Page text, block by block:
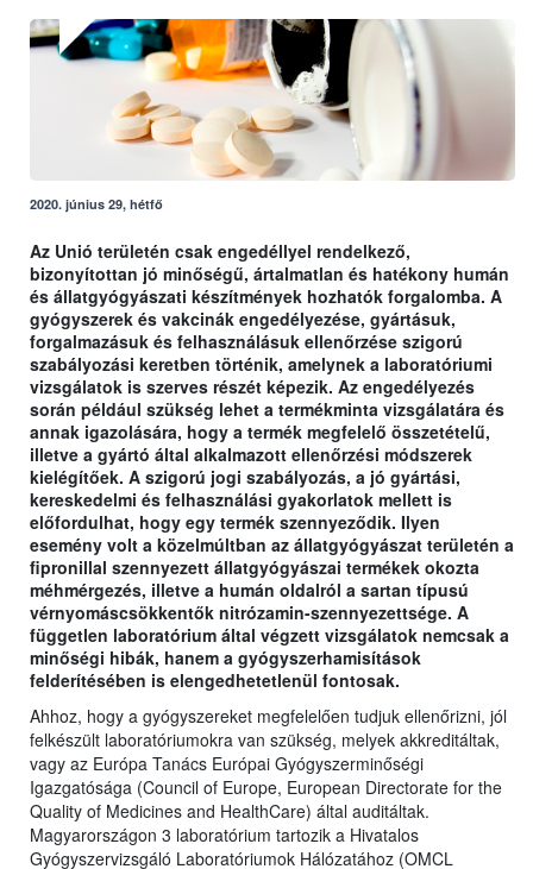
2020. június 29, hétfő
Az Unió területén csak engedéllyel rendelkező,
bizonyítottan jó minőségű, ártalmatlan és hatékony humán
és állatgyógyászati készítmények hozhatók forgalomba. A
gyógyszerek és vakcinák engedélyezése, gyártásuk,
forgalmazásuk és felhasználásuk ellenőrzése szigorú
szabályozási keretben történik, amelynek a laboratóriumi
vizsgálatok is szerves részét képezik. Az engedélyezés
során például szükség lehet a termékminta vizsgálatára és
annak igazolására, hogy a termék megfelelő összetételű,
illetve a gyártó által alkalmazott ellenőrzési módszerek
kielégítőek. A szigorú jogi szabályozás, a jó gyártási,
kereskedelmi és felhasználási gyakorlatok mellett is
előfordulhat, hogy egy termék szennyeződik. Ilyen
esemény volt a közelmúltban az állatgyógyászat területén a
fipronillal szennyezett állatgyógyászai termékek okozta
méhmérgezés, illetve a humán oldalról a sartan típusú
vérnyomáscsökkentők nitrózamin-szennyezettsége. A
független laboratórium által végzett vizsgálatok nemcsak a
minőségi hibák, hanem a gyógyszerhamisítások
felderítésében is elengedhetetlenül fontosak.
Ahhoz, hogy a gyógyszereket megfelelően tudjuk ellenőrizni, jól
felkészült laboratóriumokra van szükség, melyek akkreditáltak,
vagy az Európa Tanács Európai Gyógyszerminőségi
Igazgatósága (Council of Europe, European Directorate for the
Quality of Medicines and HealthCare) által auditáltak.
Magyarországon 3 laboratórium tartozik a Hivatalos
Gyógyszervizsgáló Laboratóriumok Hálózatához (OMCL